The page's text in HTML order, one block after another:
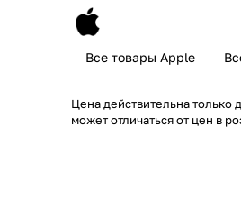
Все товары Apple
Цена действительна только
может отличаться от цен в